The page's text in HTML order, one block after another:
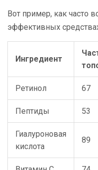
Вот пример, как часто
эффективных
Ингредиент
Ретинол 67
Пептиды 53
Гиалуроновая
кислота
89